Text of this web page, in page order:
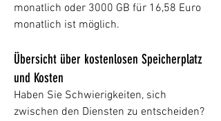
monatlich oder 3000 GB für 16,58 Euro
monatlich ist möglich.
Übersicht über kostenlosen Speicherplatz
und Kosten
Haben Sie Schwierigkeiten, sich
zwischen den Diensten zu entscheiden?